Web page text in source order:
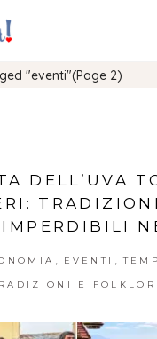
"eventi"(Page 2)
DELL’UVA
, EVENTI ,
E